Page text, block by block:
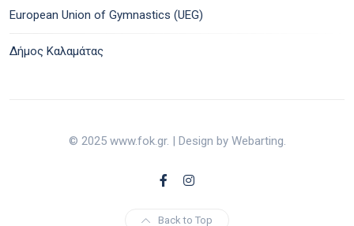
European Union of Gymnastics (UEG)
Δήμος Καλαμάτας
© 2025 www.fok.gr. | Design by Webarting.
Back to Top